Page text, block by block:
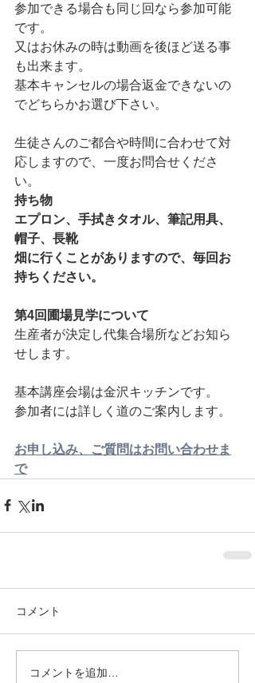
参加できる場合も同じ回なら参加可能
です。
又はお休みの時は動画を後ほど送る事
も出来ます。
基本キャンセルの場合返金できないの
でどちらかお選び下さい。
生徒さんのご都合や時間に合わせて対
応しますので、一度お問合せくださ
い。
持ち物
エプロン、手拭きタオル、筆記用具、
帽子、長靴
畑に行くことがありますので、毎回お
持ちください。
第4回圃場見学について
生産者が決定し代集合場所などお知ら
せします。
基本講座会場は金沢キッチンです。
参加者には詳しく道のご案内します。
お申し込み、ご質問はお問い合わせま
で
コメント
コメントを追加…